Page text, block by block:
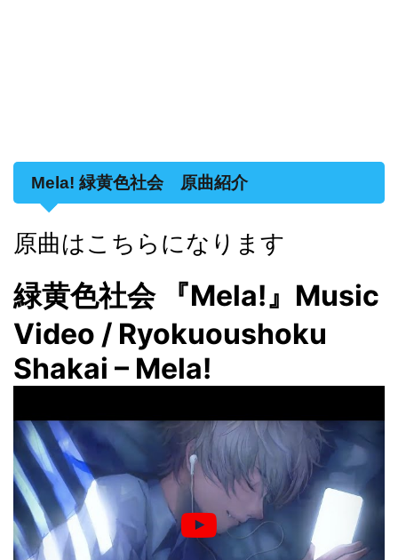
Mela! 緑黄色社会 原曲紹介
原曲はこちらになります
緑黄色社会 『Mela!』Music
Video / Ryokuoushoku
Shakai – Mela!